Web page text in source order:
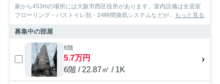
家から453mの場所には大阪市西区役所があります。室内設備は全居室
フローリング・バストイレ別・24時間換気システムなどが...
もっと見る
募集中の部屋
6階
5.7万円
6階 / 22.87㎡ / 1K